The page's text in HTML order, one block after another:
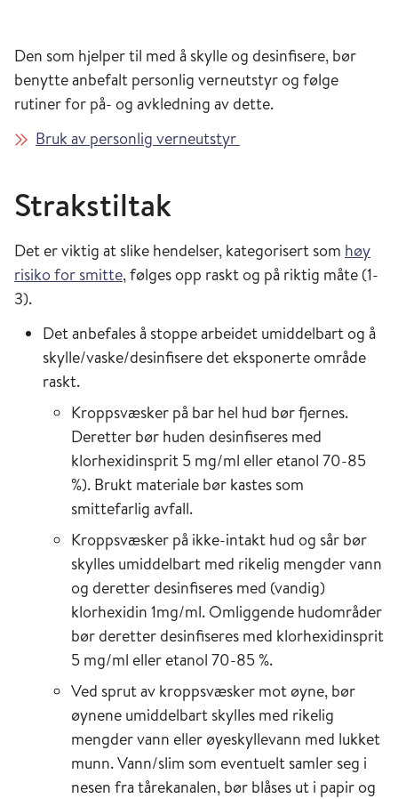
Den som hjelper til med å skylle og desinfisere, bør
benytte anbefalt personlig verneutstyr og følge
rutiner for på- og avkledning av dette.
Bruk av personlig verneutstyr
Strakstiltak
Det er viktig at slike hendelser, kategorisert som høy
risiko for smitte, følges opp raskt og på riktig måte (1-
3).
Det anbefales å stoppe arbeidet umiddelbart og å
skylle/vaske/desinfisere det eksponerte område
raskt.
Kroppsvæsker på bar hel hud bør fjernes.
Deretter bør huden desinfiseres med
klorhexidinsprit 5 mg/ml eller etanol 70-85
%). Brukt materiale bør kastes som
smittefarlig avfall.
Kroppsvæsker på ikke-intakt hud og sår bør
skylles umiddelbart med rikelig mengder vann
og deretter desinfiseres med (vandig)
klorhexidin 1mg/ml. Omliggende hudområder
bør deretter desinfiseres med klorhexidinsprit
5 mg/ml eller etanol 70-85 %.
Ved sprut av kroppsvæsker mot øyne, bør
øynene umiddelbart skylles med rikelig
mengder vann eller øyeskyllevann med lukket
munn. Vann/slim som eventuelt samler seg i
nesen fra tårekanalen, bør blåses ut i papir og